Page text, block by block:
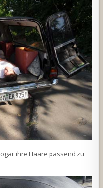
ihre Haare passend zu